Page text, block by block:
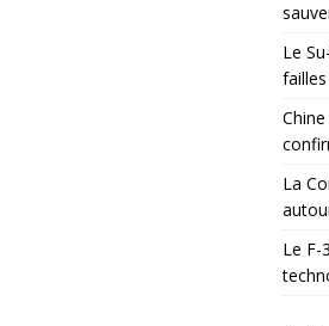
Le
La
Le F-